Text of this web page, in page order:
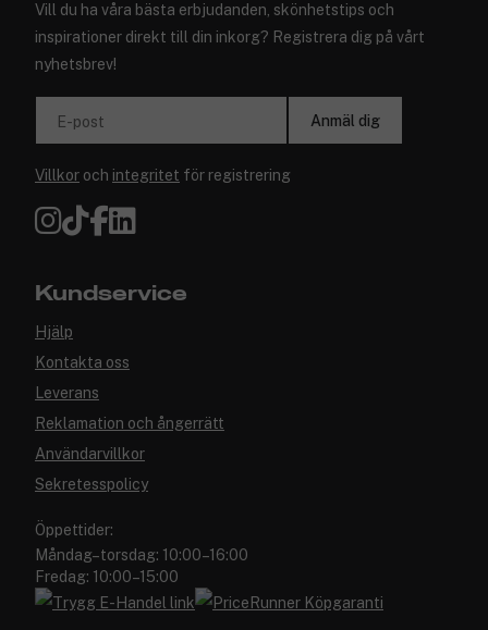
Vill du ha våra bästa erbjudanden, skönhetstips och
inspirationer direkt till din inkorg? Registrera dig på vårt
nyhetsbrev!
E-post Anmäl dig
Villkor och integritet för registrering
Kundservice
Hjälp
Kontakta oss
Leverans
Reklamation och ångerrätt
Användarvillkor
Sekretesspolicy
Öppettider:
Måndag–torsdag: 10:00–16:00
Fredag: 10:00–15:00